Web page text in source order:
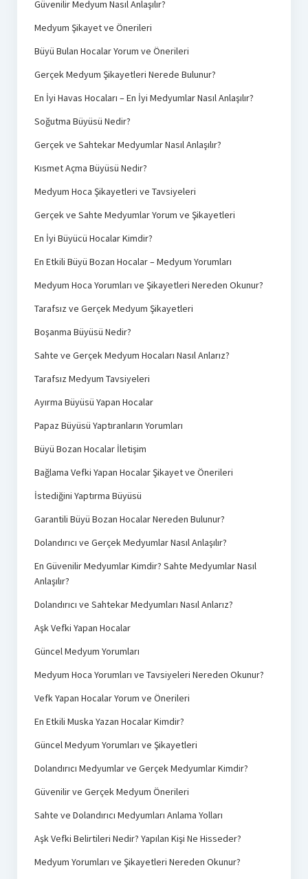
Güvenilir Medyum Nasıl Anlaşılır?
Medyum Şikayet ve Önerileri
Büyü Bulan Hocalar Yorum ve Önerileri
Gerçek Medyum Şikayetleri Nerede Bulunur?
En İyi Havas Hocaları – En İyi Medyumlar Nasıl Anlaşılır?
Soğutma Büyüsü Nedir?
Gerçek ve Sahtekar Medyumlar Nasıl Anlaşılır?
Kısmet Açma Büyüsü Nedir?
Medyum Hoca Şikayetleri ve Tavsiyeleri
Gerçek ve Sahte Medyumlar Yorum ve Şikayetleri
En İyi Büyücü Hocalar Kimdir?
En Etkili Büyü Bozan Hocalar – Medyum Yorumları
Medyum Hoca Yorumları ve Şikayetleri Nereden Okunur?
Tarafsız ve Gerçek Medyum Şikayetleri
Boşanma Büyüsü Nedir?
Sahte ve Gerçek Medyum Hocaları Nasıl Anlarız?
Tarafsız Medyum Tavsiyeleri
Ayırma Büyüsü Yapan Hocalar
Papaz Büyüsü Yaptıranların Yorumları
Büyü Bozan Hocalar İletişim
Bağlama Vefki Yapan Hocalar Şikayet ve Önerileri
İstediğini Yaptırma Büyüsü
Garantili Büyü Bozan Hocalar Nereden Bulunur?
Dolandırıcı ve Gerçek Medyumlar Nasıl Anlaşılır?
En Güvenilir Medyumlar Kimdir? Sahte Medyumlar Nasıl
Anlaşılır?
Dolandırıcı ve Sahtekar Medyumları Nasıl Anlarız?
Aşk Vefki Yapan Hocalar
Güncel Medyum Yorumları
Medyum Hoca Yorumları ve Tavsiyeleri Nereden Okunur?
Vefk Yapan Hocalar Yorum ve Önerileri
En Etkili Muska Yazan Hocalar Kimdir?
Güncel Medyum Yorumları ve Şikayetleri
Dolandırıcı Medyumlar ve Gerçek Medyumlar Kimdir?
Güvenilir ve Gerçek Medyum Önerileri
Sahte ve Dolandırıcı Medyumları Anlama Yolları
Aşk Vefki Belirtileri Nedir? Yapılan Kişi Ne Hisseder?
Medyum Yorumları ve Şikayetleri Nereden Okunur?